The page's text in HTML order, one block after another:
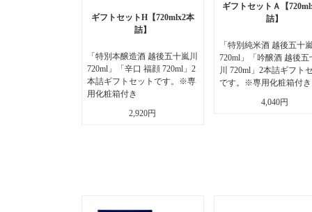
ギフトセットH【720mlx2本
詰】
「特別本醸造酒 越後五十嵐川
720ml」「辛口 福顔 720ml」2
本詰ギフトセットです。※専
用化粧箱付き
2,920円
ギフトセットＡ【
詰】
「特別純米酒 越後五十
720ml」「吟醸酒 越後五
川 720ml」2本詰ギフト
です。※専用化粧箱付き
4,040円